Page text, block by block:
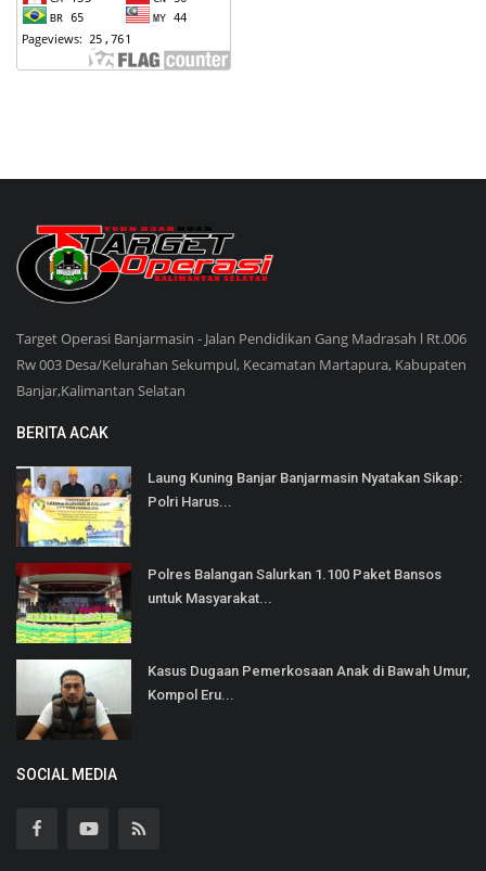
Target Operasi Banjarmasin - Jalan Pendidikan Gang Madrasah l Rt.006
Rw 003 Desa/Kelurahan Sekumpul, Kecamatan Martapura, Kabupaten
Banjar,Kalimantan Selatan
BERITA ACAK
Laung Kuning Banjar Banjarmasin Nyatakan Sikap:
Polri Harus...
Polres Balangan Salurkan 1.100 Paket Bansos
untuk Masyarakat...
Kasus Dugaan Pemerkosaan Anak di Bawah Umur,
Kompol Eru...
SOCIAL MEDIA